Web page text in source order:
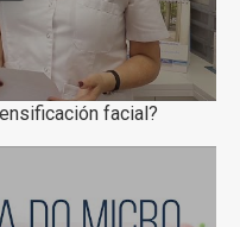
facial?